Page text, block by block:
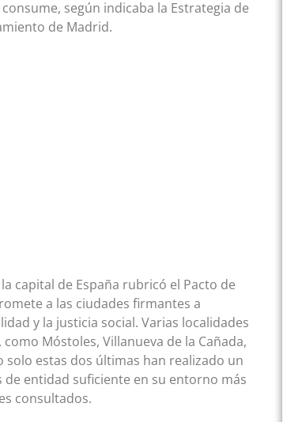
según indicaba la Estrategia de
de Madrid.
capital de España rubricó el Pacto de
a las ciudades firmantes a
y la justicia social. Varias localidades
Móstoles, Villanueva de la Cañada,
solo estas dos últimas han realizado un
entidad suficiente en su entorno más
consultados.